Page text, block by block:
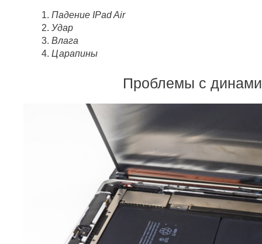
Падение IPad Air
Удар
Влага
Царапины
Проблемы с